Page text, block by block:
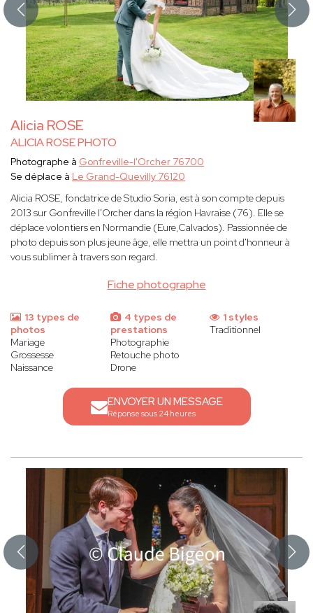
Alicia ROSE
ALICIA ROSE PHOTO
Fiche photographe
Photographe à Gonfreville-l'Orcher 76700
Se déplace à Le Grand-Quevilly 76120
Alicia ROSE, fondatrice de Studio Soria, est à son compte depuis
2013 sur Gonfreville l'Orcher dans la région Havraise (76). Elle se
déplace volontiers en Normandie (Eure,Calvados). Passionnée de
photo depuis son plus jeune âge, elle mettra un point d'honneur à
vous sublimer à travers son regard.
13 types de
photos
Mariage
Grossesse
Naissance
4 types de
prestations
Photographie
Retouche photo
Drone
1 styles
Traditionnel
ENVOYER UN MESSAGE
Réponse sous 24 heures